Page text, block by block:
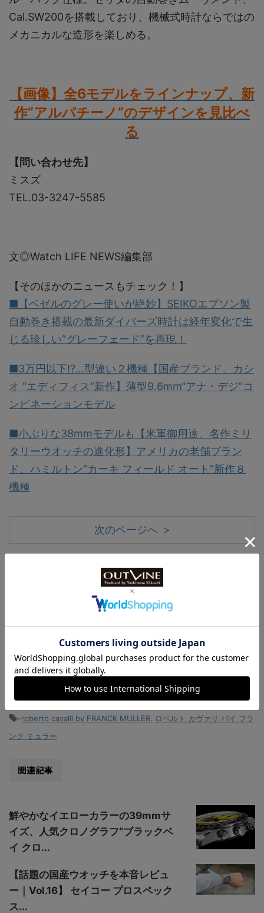
Cal.SW200を搭載しており、機械式時計ならではの
メカニカルな造形を楽しめる。
【画像】全6モデルをラインナップ、新
作“アルパチーノ”のデザインを見比べ
る
【問い合わせ先】
ミスズ
TEL.03-3247-5585
文◎Watch LIFE NEWS編集部
【そのほかのニュースもチェック！】
■【ベゼルのグレー使いが絶妙】SEIKOエプソン製
自動巻き搭載の最新ダイバーズ時計は経年変化で生
じる珍しい“グレーフェード”を再現！
■3万円以下!?…型違い２機種【国産ブランド、カシ
オ “エディフィス”新作】薄型9.6mm“アナ・デジ”コ
ンビネーションモデル
■小ぶりな38mmモデルも【米軍御用達、名作ミリ
タリーウオッチの進化形】アメリカの老舗ブラン
ド、ハミルトン“カーキ フィールド オート”新作８
機種
次のページへ >
1 2
特集記事
-roberto cavalli by FRANCK MULLER
ロベルト カヴァリ バイ フラ
ンク ミュラー
関連記事
鮮やかなイエローカラーの39mmサ
イズ、人気クロノグラフ“ブラックベ
イ クロ...
【話題の国産ウオッチを本音レビュ
ー｜Vol.16】 セイコー プロスペック
ス...